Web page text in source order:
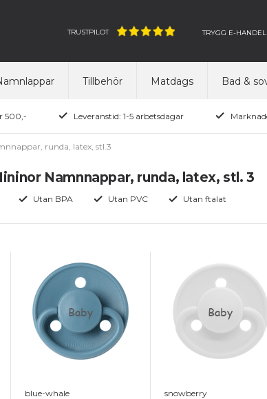
TRUSTPILOT TRYGG E-HANDEL
Tillbehör Matdags Bad &
500,- Leveranstid: 1-5 arbetsdagar
runda, latex, stl.3
Namnnappar, runda, latex, stl. 3
Utan BPA Utan PVC Utan ftalat
Baby
blue-whale
Baby
snowberry